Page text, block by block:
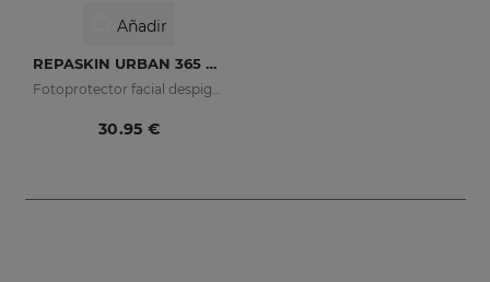
Añadir
REPASKIN URBAN 365 Despigmentante SPF50+
Fotoprotector facial despigmentante
30.95 €